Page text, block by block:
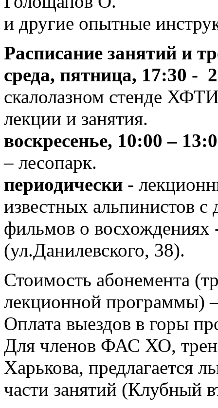
и другие опытные
Расписание занятий и
среда, пятница, 17:30 -
скалолазном стенде
лекции и занятия.
воскресенье, 10:00 –
– лесопарк.
периодически -
известных альпинистов
фильмов о
(ул.Данилевского, 38).
Стоимость абонемента
лекционной программы)
Оплата выездов в горы
Для членов ФАС ХО,
Харькова, предлагается
части занятий (Клубный